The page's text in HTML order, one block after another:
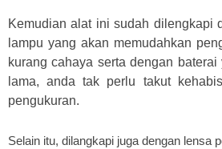
Kemudian alat ini sudah dilengkapi
lampu yang akan memudahkan
kurang cahaya serta dengan
lama, anda tak perlu takut
pengukuran.
Selain itu, dilangkapi juga dengan lensa